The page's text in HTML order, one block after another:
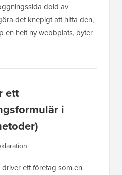
dold av
det knepigt att hitta den,
en helt ny webbplats, byter
ett
i
driver ett företag som en